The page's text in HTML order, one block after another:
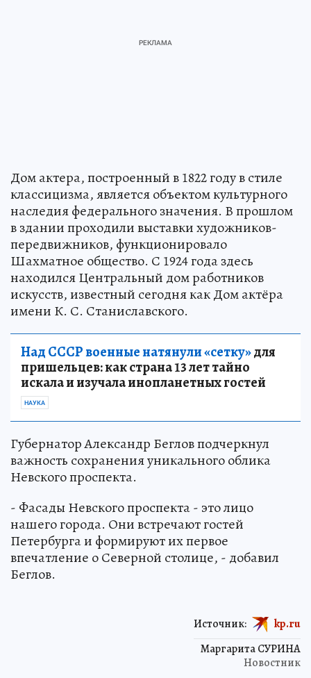
Дом актера, построенный в 1822 году в стиле
классицизма, является объектом культурного
наследия федерального значения. В прошлом
в здании проходили выставки художников-
передвижников, функционировало
Шахматное общество. С 1924 года здесь
находился Центральный дом работников
искусств, известный сегодня как Дом актёра
имени К. С. Станиславского.
Над СССР военные натянули «сетку»для
пришельцев: как страна 13 лет тайно
искала и изучала инопланетных гостей
НАУКА
Губернатор Александр Беглов подчеркнул
важность сохранения уникального облика
Невского проспекта.
- Фасады Невского проспекта - это лицо
нашего города. Они встречают гостей
Петербурга и формируют их первое
впечатление о Северной столице, - добавил
Беглов.
Маргарита СУРИНА
Новостник
Источник: kp.ru